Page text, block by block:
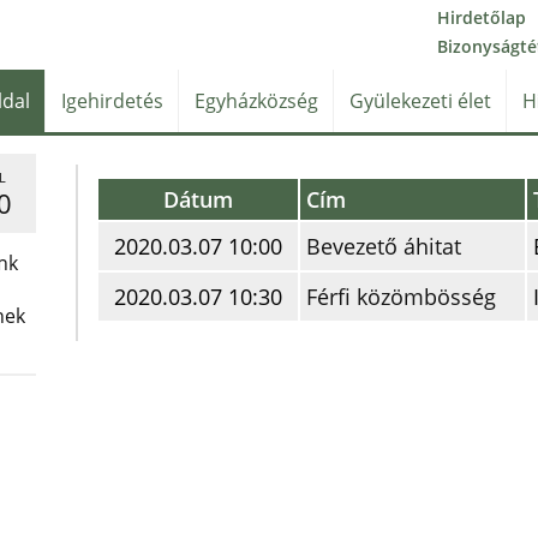
Hirdetőlap
Igehirdetés Egyházközség Gyülekezeti élet
Dátum Cím
2020.03.07 10:00
Bevezető áhitat
2020.03.07 10:30
Férfi közömbösség